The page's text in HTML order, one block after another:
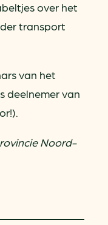
over het
transport
van het
deelnemer van
Noord-